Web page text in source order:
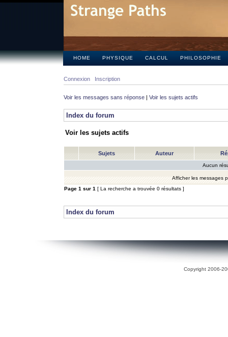
HOME PHYSIQUE CALCUL PHILOSOPHIE
Connexion Inscription
Voir les messages sans réponse | Voir les sujets actifs
Index du forum
Voir les sujets actifs
Sujets Auteur
Aucun
Afficher les messages
Page 1 sur 1 [ La recherche a trouvée 0 résultats ]
Index du forum
Copyright 2006-